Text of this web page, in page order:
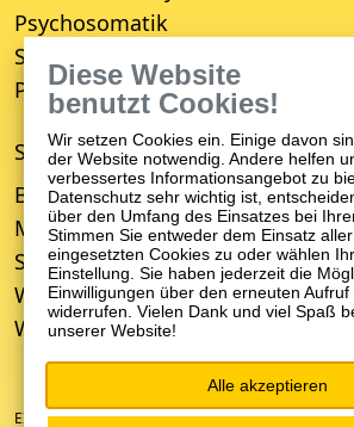
Psychosomatik
Suchttherapie
Psychiatrisches Wohnheim
STANDORTE
Bruchsal
Mosbach
Schwetzingen
Weinheim
Wiesloch
EIN UNTERNEHMEN DER ZFP-GRUPPE BADEN-
Diese Website
benutzt Cookies!
Wir setzen Cookies ein. Einige davon
der Website notwendig. Andere helfen
verbessertes Informationsangebot zu
Datenschutz sehr wichtig ist,
über den Umfang des Einsatzes bei
Stimmen Sie entweder dem Einsatz
eingesetzten Cookies zu oder wählen
Einstellung. Sie haben jederzeit die
Einwilligungen über den erneuten Aufruf
widerrufen. Vielen Dank und viel Spaß
unserer Website!
Alle akzeptieren